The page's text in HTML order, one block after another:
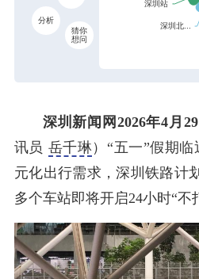
分析
猜你
想问
深圳新闻网2026年4月
讯员 岳千琳）“五一”假期
元化出行需求，深圳铁路计
多个车站即将开启24小时“不